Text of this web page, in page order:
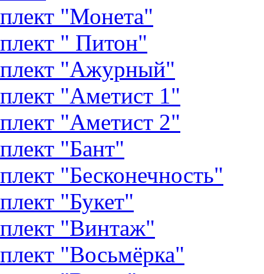
"Монета"
" Питон"
"Ажурный"
"Аметист 1"
"Аметист 2"
"Бант"
"Бесконечность"
"Букет"
"Винтаж"
"Восьмёрка"